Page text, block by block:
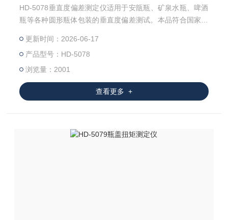
HD-5078垂直度偏差测定仪适用于安瓿瓶、矿泉水瓶、啤酒
瓶等各种圆形瓶体包装的垂直度偏差测试。本品符合国家标
医药包装、食品、日化等企业和药品检验机构理想检测仪仪
器。
更新时间：2026-06-17
产品型号：HD-5078
浏览量：2001
查看更多 +